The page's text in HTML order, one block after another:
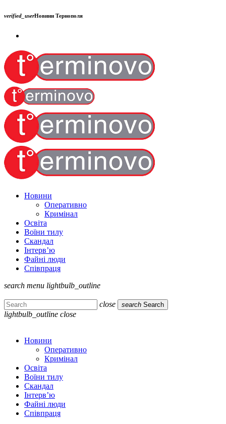
verified_userНовини Тернополя
Новини
Оперативно
Кримінал
Освіта
Воїни тилу
Скандал
Інтерв’ю
Файні люди
Співпраця
search menu lightbulb_outline
close search Search
lightbulb_outline close
Новини
Оперативно
Кримінал
Освіта
Воїни тилу
Скандал
Інтерв’ю
Файні люди
Співпраця